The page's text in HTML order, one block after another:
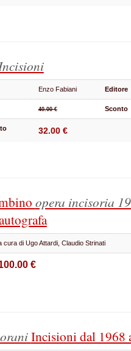
Enzo Fabiani Editore
40.00 € Sconto
32.00 €
opera incisoria
cura di Ugo Attardi, Claudio Strinati
€
Incisioni dal 1968